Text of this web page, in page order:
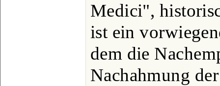
Medici",
ist ein
dem die
Nachahmung